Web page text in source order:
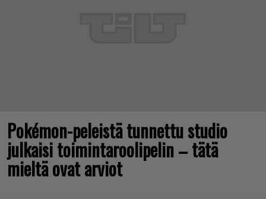
Pokémon-peleistä tunnettu studio
julkaisi toimintaroolipelin – tätä
mieltä ovat arviot